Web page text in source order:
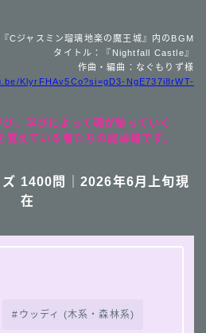
『Cジャスミン瑠璃地楽の魔王城』内のBGM
タイトル：『Nightfall Castle』
作曲・編曲：なぐもりず様
KlyrFHAv5Co?si=gD3-NgE737i8rWT-
、学びによって魂が整っていく──
えている者たちの魔導城です。
1400問｜2026年6月上旬現
在
ウッディ (木系・森林系)